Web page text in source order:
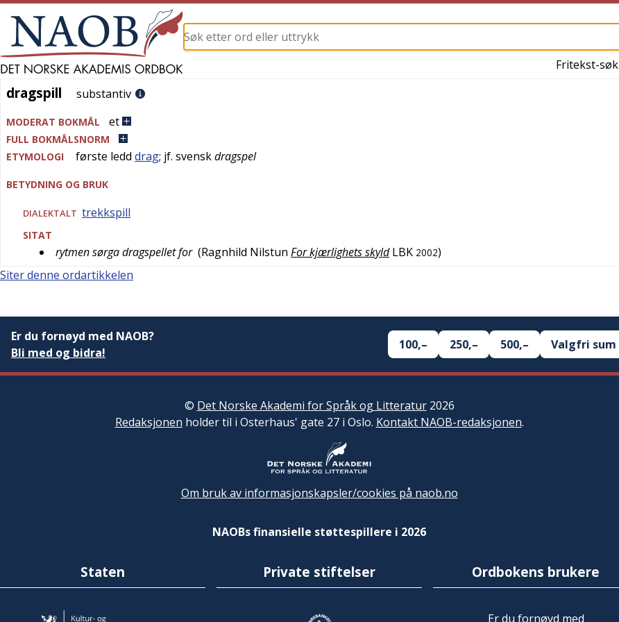
Fritekst-søk
dragspill
dragspill substantiv
MODERAT BOKMÅL et
FULL BOKMÅLSNORM
ETYMOLOGI
første ledd drag; jf. svenskdragspel
BETYDNING OG BRUK
DIALEKTALT trekkspill
SITAT
rytmen sørga dragspellet for (Ragnhild Nilstun For kjærlighets skyld LBK 2002)
Siter denne ordartikkelen
Er du fornøyd med NAOB?
Bli med og bidra!
100,– 250,– 500,– Valgfri sum
© Det Norske Akademi for Språk og Litteratur2026
Redaksjonen holder til i Osterhaus' gate 27 i Oslo. Kontakt NAOB-redaksjonen.
Om bruk av informasjonskapsler/cookies på naob.no
NAOBs finansielle støttespillere i 2026
Staten Private stiftelser Ordbokens brukere
Er du fornøyd med